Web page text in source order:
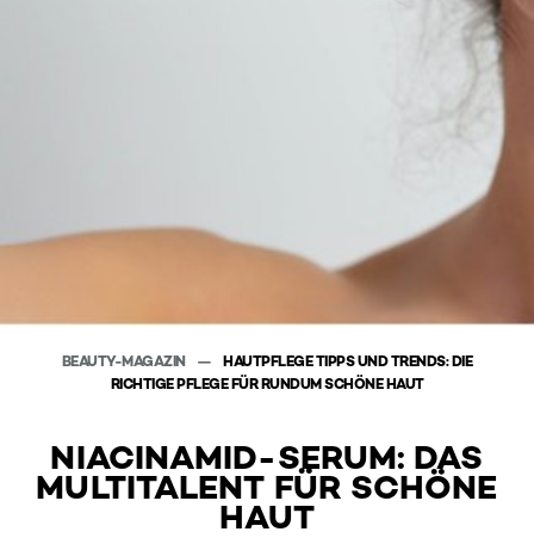
BEAUTY-MAGAZIN
HAUTPFLEGE TIPPS UND TRENDS: DIE
RICHTIGE PFLEGE FÜR RUNDUM SCHÖNE HAUT
NIACINAMID-SERUM: DAS
MULTITALENT FÜR SCHÖNE
HAUT